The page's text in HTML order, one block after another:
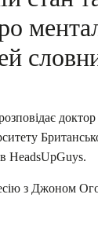
HeadsUpGuys.
з Джоном